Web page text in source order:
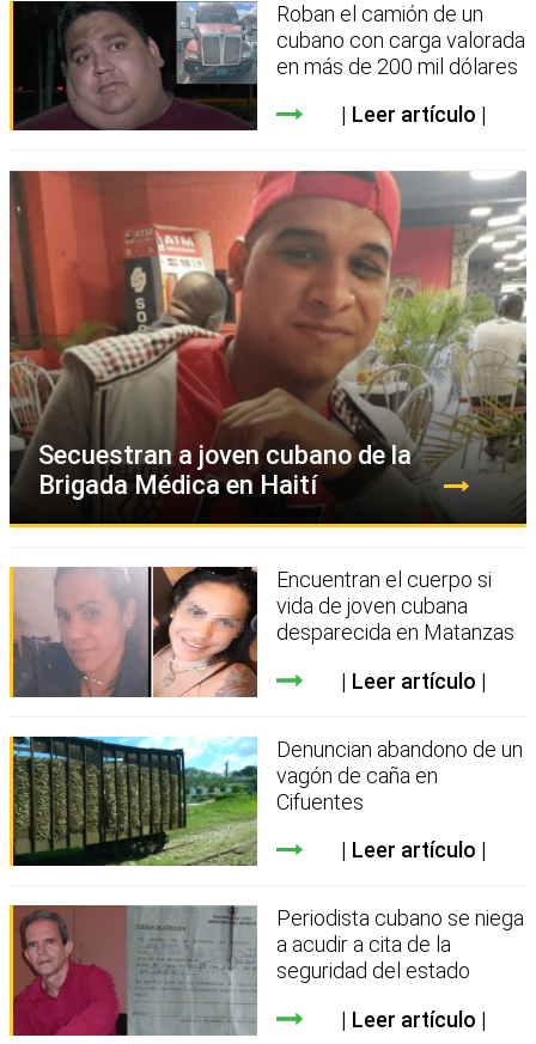
Roban el camión de un
cubano con carga valorada
en más de 200 mil dólares
Leer artículo
Secuestran a joven cubano de la
Brigada Médica en Haití
Encuentran el cuerpo si
vida de joven cubana
desparecida en Matanzas
Leer artículo
Denuncian abandono de un
vagón de caña en
Cifuentes
Leer artículo
Periodista cubano se niega
a acudir a cita de la
seguridad del estado
Leer artículo